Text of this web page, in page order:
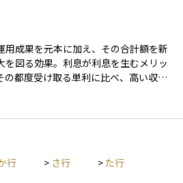
をする際には、自分
り出せるかを考えることが重要です。
高い資産を選ぶことで、急な資金需要
クを抑えることができます。
用成果を元本に加え、その合計額を新
を図る効果。利息が利息を生むメリッ
の都度受け取る単利に比べ、高い収益
行 > さ行 > た行